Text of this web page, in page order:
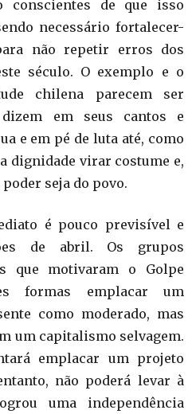
conscientes de que isso
necessário fortalecer-
não repetir erros dos
século. O exemplo e o
chilena parecem ser
dizem em seus cantos e
e em pé de luta até, como
dignidade virar costume e,
seja do povo.
é pouco previsível e
de abril. Os grupos
que motivaram o Golpe
formas emplacar um
como moderado, mas
um capitalismo selvagem.
emplacar um projeto
não poderá levar à
uma independência